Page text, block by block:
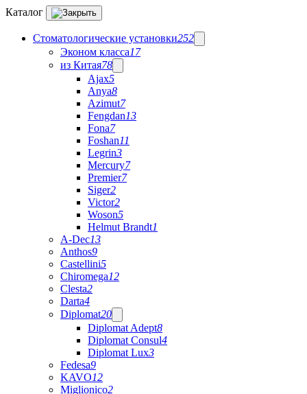
Каталог
Стоматологические установки252
Эконом класса17
из Китая78
Ajax5
Anya8
Azimut7
Fengdan13
Fona7
Foshan11
Legrin3
Mercury7
Premier7
Siger2
Victor2
Woson5
Helmut Brandt1
A-Dec13
Anthos9
Castellini5
Chiromega12
Clesta2
Darta4
Diplomat20
Diplomat Adept8
Diplomat Consul4
Diplomat Lux3
Fedesa9
KAVO12
Miglionico2